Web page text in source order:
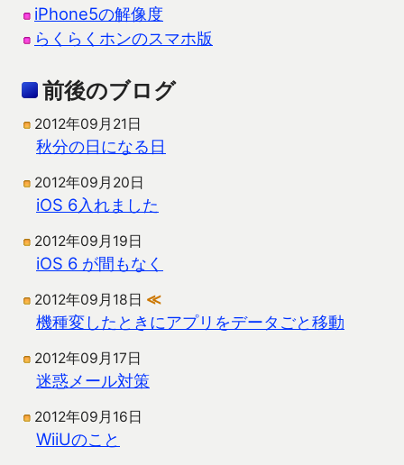
iPhone5の解像度
らくらくホンのスマホ版
前後のブログ
2012年09月21日
秋分の日になる日
2012年09月20日
iOS 6入れました
2012年09月19日
iOS 6 が間もなく
2012年09月18日 ≪
機種変したときにアプリをデータごと移動
2012年09月17日
迷惑メール対策
2012年09月16日
WiiUのこと